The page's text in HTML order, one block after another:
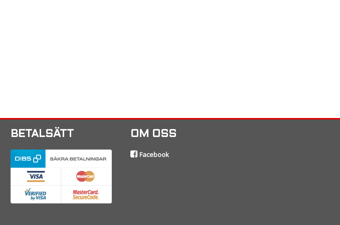
BETALSÄTT OM OSS
Facebook